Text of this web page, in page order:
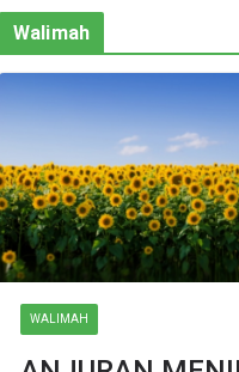
Walimah
WALIMAH